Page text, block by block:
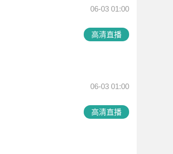
06-03 01:00
高清直播
06-03 01:00
高清直播